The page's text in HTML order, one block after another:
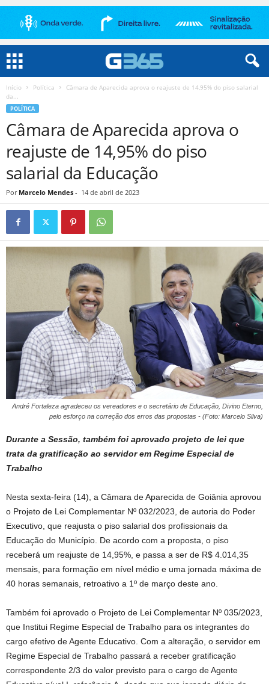
Início Política
Câmara de Aparecida aprova o reajuste de 14,95% do piso salarial
da...
POLÍTICA
Câmara de Aparecida aprova o
reajuste de 14,95% do piso
salarial da Educação
Por Marcelo Mendes - 14 de abril de 2023
André Fortaleza agradeceu os vereadores e o secretário de Educação, Divino Eterno,
pelo esforço na correção dos erros das propostas - (Foto: Marcelo Silva)
Durante a Sessão, também foi aprovado projeto de lei que
trata da gratificação ao servidor em Regime Especial de
Trabalho
Nesta sexta-feira (14), a Câmara de Aparecida de Goiânia aprovou
o Projeto de Lei Complementar Nº 032/2023, de autoria do Poder
Executivo, que reajusta o piso salarial dos profissionais da
Educação do Município. De acordo com a proposta, o piso
receberá um reajuste de 14,95%, e passa a ser de R$ 4.014,35
mensais, para formação em nível médio e uma jornada máxima de
40 horas semanais, retroativo a 1º de março deste ano.
Também foi aprovado o Projeto de Lei Complementar Nº 035/2023,
que Institui Regime Especial de Trabalho para os integrantes do
cargo efetivo de Agente Educativo. Com a alteração, o servidor em
Regime Especial de Trabalho passará a receber gratificação
correspondente 2/3 do valor previsto para o cargo de Agente